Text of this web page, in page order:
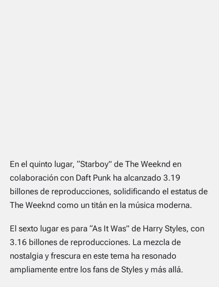
En el quinto lugar, “Starboy” de The Weeknd en
colaboración con Daft Punk ha alcanzado 3.19
billones de reproducciones, solidificando el estatus de
The Weeknd como un titán en la música moderna.
El sexto lugar es para “As It Was” de Harry Styles, con
3.16 billones de reproducciones. La mezcla de
nostalgia y frescura en este tema ha resonado
ampliamente entre los fans de Styles y más allá.